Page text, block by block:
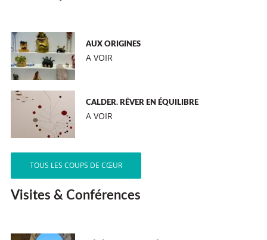
AUX ORIGINES
A VOIR
CALDER. RÊVER EN ÉQUILIBRE
A VOIR
TOUS LES COUPS DE CŒUR
Visites & Conférences